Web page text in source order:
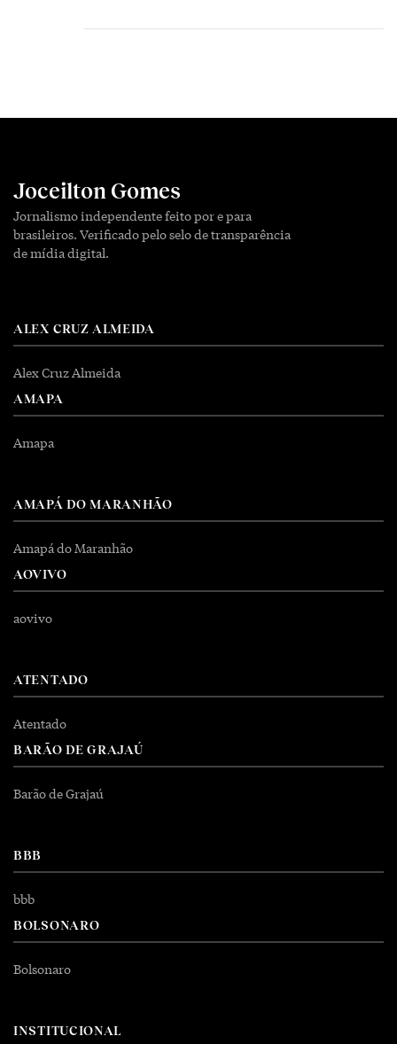
Joceilton Gomes
Jornalismo independente feito por e para
brasileiros. Verificado pelo selo de transparência
de mídia digital.
ALEX CRUZ ALMEIDA
Alex Cruz Almeida
AMAPA
Amapa
AMAPÁ DO MARANHÃO
Amapá do Maranhão
AOVIVO
aovivo
ATENTADO
Atentado
BARÃO DE GRAJAÚ
Barão de Grajaú
BBB
bbb
BOLSONARO
Bolsonaro
INSTITUCIONAL